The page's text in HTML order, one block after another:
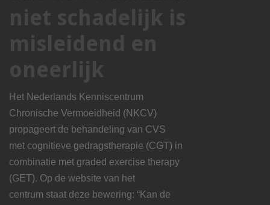
niet schadelijk is
misleidend en
oneerlijk
Het Nederlands Kenniscentrum
Chronische Vermoeidheid (NKCV)
propageert de behandeling van CVS
met cognitieve gedragstherapie (CGT) in
combinatie met graded exercise therapy
(GET). Op de website van het
centrum staat deze bewering: “Kan de